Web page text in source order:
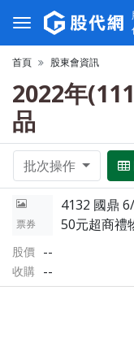
首頁 股東會資訊
2022年
品
批次操作
票券
4132 國鼎
50元超商禮
股價
--
收購 --